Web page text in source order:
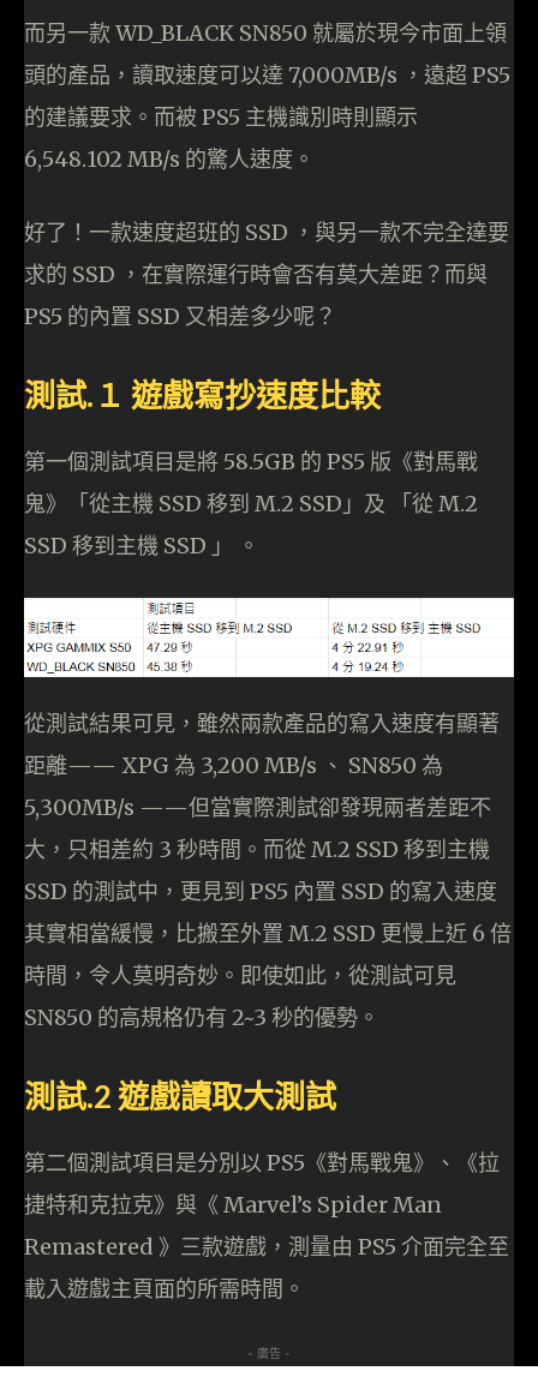
而另一款 WD_BLACK SN850 就屬於現今市面上領
頭的產品，讀取速度可以達 7,000MB/s ，遠超 PS5
的建議要求。而被 PS5 主機識別時則顯示
6,548.102 MB/s 的驚人速度。
好了！一款速度超班的 SSD ，與另一款不完全達要
求的 SSD ，在實際運行時會否有莫大差距？而與
PS5 的內置 SSD 又相差多少呢？
測試.１ 遊戲寫抄速度比較
第一個測試項目是將 58.5GB 的 PS5 版《對馬戰
鬼》「從主機 SSD 移到 M.2 SSD」及 「從 M.2
SSD 移到主機 SSD 」 。
從測試結果可見，雖然兩款產品的寫入速度有顯著
距離—— XPG 為 3,200 MB/s 、 SN850 為
5,300MB/s ——但當實際測試卻發現兩者差距不
大，只相差約 3 秒時間。而從 M.2 SSD 移到主機
SSD 的測試中，更見到 PS5 內置 SSD 的寫入速度
其實相當緩慢，比搬至外置 M.2 SSD 更慢上近 6 倍
時間，令人莫明奇妙。即使如此，從測試可見
SN850 的高規格仍有 2~3 秒的優勢。
測試.2 遊戲讀取大測試
第二個測試項目是分別以 PS5《對馬戰鬼》、《拉
捷特和克拉克》與《 Marvel’s Spider Man
Remastered 》三款遊戲，測量由 PS5 介面完全至
載入遊戲主頁面的所需時間。
- 廣告 -